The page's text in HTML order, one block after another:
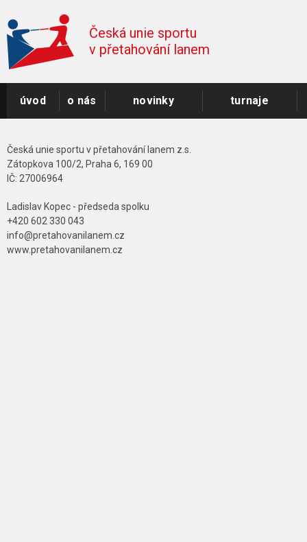
Česká unie sportu
v přetahování lanem
úvod o nás novinky turnaje
Česká unie sportu v přetahování lanem z.s.
Zátopkova 100/2, Praha 6, 169 00
IČ: 27006964
Ladislav Kopec - předseda spolku
+420 602 330 043
info@pretahovanilanem.cz
www.pretahovanilanem.cz